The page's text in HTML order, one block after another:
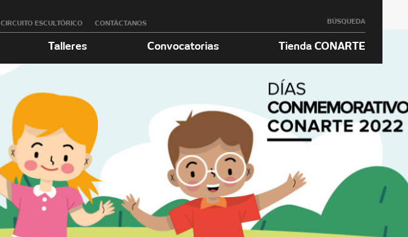
CIRCUITO ESCULTÓRICO CONTÁCTANOS BÚSQUEDA
Talleres Convocatorias Tienda CONARTE